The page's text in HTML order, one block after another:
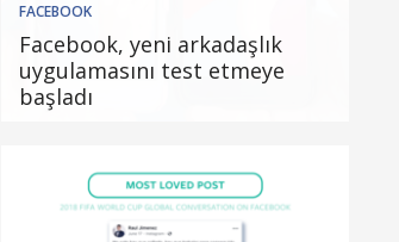
FACEBOOK
Facebook, yeni arkadaşlık
uygulamasını test etmeye
başladı